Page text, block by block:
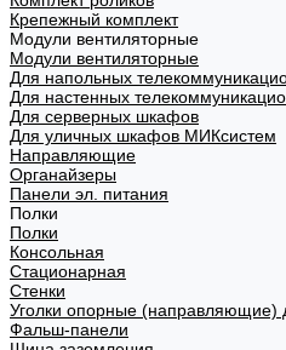
Крепежный комплект
Модули вентиляторные
Модули вентиляторные
Для напольных
Для настенных
Для серверных шкафов
Для уличных шкафов МИКсистем
Направляющие
Органайзеры
Панели эл. питания
Полки
Полки
Консольная
Стационарная
Стенки
Уголки опорные (направляющие)
Фальш-панели